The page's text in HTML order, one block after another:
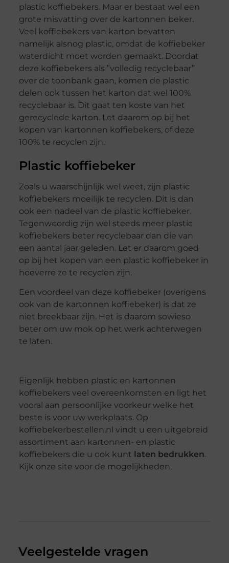
plastic koffiebekers. Maar er bestaat wel een
grote misvatting over de kartonnen beker.
Veel koffiebekers van karton bevatten
namelijk alsnog plastic, omdat de koffiebeker
waterdicht moet worden gemaakt. Doordat
deze koffiebekers als ”volledig recyclebaar”
over de toonbank gaan, komen de plastic
delen ook tussen het karton dat wel 100%
recyclebaar is. Dit gaat ten koste van het
gerecyclede karton. Let daarom op bij het
kopen van kartonnen koffiebekers, of deze
100% te recyclen zijn.
Plastic koffiebeker
Zoals u waarschijnlijk wel weet, zijn plastic
koffiebekers moeilijk te recyclen. Dit is dan
ook een nadeel van de plastic koffiebeker.
Tegenwoordig zijn wel steeds meer plastic
koffiebekers beter recyclebaar dan die van
een aantal jaar geleden. Let er daarom goed
op bij het kopen van een plastic koffiebeker in
hoeverre ze te recyclen zijn.
Een voordeel van deze koffiebeker (overigens
ook van de kartonnen koffiebeker) is dat ze
niet breekbaar zijn. Het is daarom sowieso
beter om uw mok op het werk achterwegen
te laten.
Eigenlijk hebben plastic en kartonnen
koffiebekers veel overeenkomsten en ligt het
vooral aan persoonlijke voorkeur welke het
beste is voor uw werkplaats. Op
koffiebekerbestellen.nl vindt u een uitgebreid
assortiment aan kartonnen- en plastic
koffiebekers die u ook kunt laten bedrukken.
Kijk onze site voor de mogelijkheden.
Veelgestelde vragen